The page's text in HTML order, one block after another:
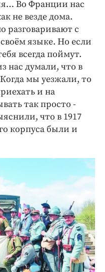
Во Франции нас
не везде дома.
разговаривают с
языке. Но если
всегда поймут.
нас думали, что в
мы уезжали, то
и на
так просто -
что в 1917
корпуса были и